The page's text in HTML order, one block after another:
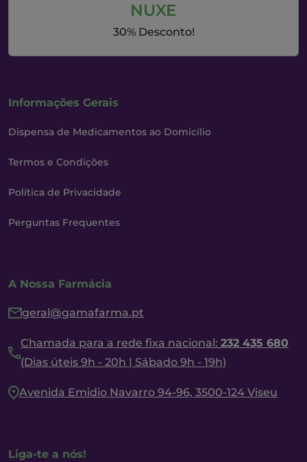
NUXE
30% Desconto!
Informações Gerais
Dispensa de Medicamentos ao Domicílio
Termos e Condições
Política de Privacidade
Perguntas Frequentes
A Nossa Farmácia
geral@gamafarma.pt
Chamada para a rede fixa nacional: 232 435 680
(Dias úteis 9h - 20h | Sábado 9h - 19h)
Avenida Emidio Navarro 94-96, 3500-124 Viseu
Liga-te a nós!